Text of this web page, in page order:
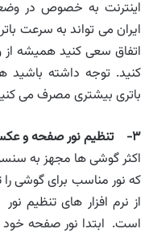
اینترنت به خصوص در
ایران می تواند به سرعت
اتفاق سعی کنید همیشه از
کنید. توجه داشته
باتری بیشتری مصرف می
۳- تنظیم نور صفحه و عکس های پس زمینه
اکثر گوشی ها مجهز به
که نور مناسب برای گوشی را
است. ابتدا نور صفحه